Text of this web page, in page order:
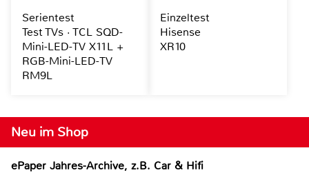
Neu im Shop
ePaper Jahres-Archive, z.B. Car & Hifi
Serientest
Test TVs · TCL SQD-
Mini-LED-TV X11L +
RGB-Mini-LED-TV
RM9L
Einzeltest
Hisense
XR10